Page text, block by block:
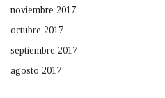
noviembre 2017
octubre 2017
septiembre 2017
agosto 2017